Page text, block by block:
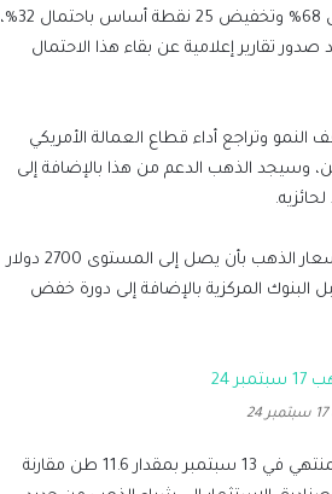
احتمالات الفائدة من قبل الأسواق حالياً هي تخفيض 50 نقطة أساس باحتمال 68% وتخفيض 25 نقطة أساس باحتمال 32%،
الماضي بعد صدور تقارير إعلامية عن بقاء هذا الاحتمال
وتراجع أداء قطاع العمالة الأمريكي
وسيجد الذهب الدعم من هذا بالإضافة إلى
هذا وقد كشف بنك جولدمان ساكس الاستثماري أن توقعاته تظل إيجابية لأسعار الذهب بأن يصل إلى المستوى 2700 دولار
الذهب من قبل البنوك المركزية بالإضافة إلى دورة خفض
كما أعلن مجلس الذهب العالمي عن ارتفاع التدفقات النقدية خلال الأسبوع المنتهي في 13 سبتمبر بمقدار 11.6 طن مقارنة